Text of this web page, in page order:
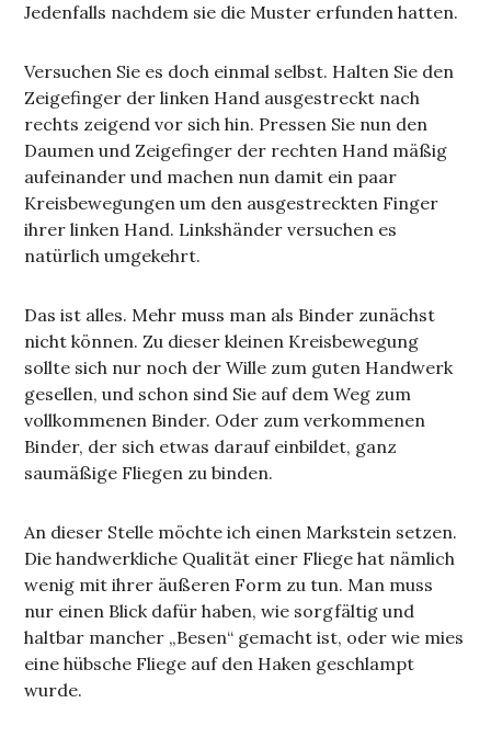
Jedenfalls nachdem sie die Muster erfunden hatten.
Versuchen Sie es doch einmal selbst. Halten Sie den
Zeigefinger der linken Hand ausgestreckt nach
rechts zeigend vor sich hin. Pressen Sie nun den
Daumen und Zeigefinger der rechten Hand mäßig
aufeinander und machen nun damit ein paar
Kreisbewegungen um den ausgestreckten Finger
ihrer linken Hand. Linkshänder versuchen es
natürlich umgekehrt.
Das ist alles. Mehr muss man als Binder zunächst
nicht können. Zu dieser kleinen Kreisbewegung
sollte sich nur noch der Wille zum guten Handwerk
gesellen, und schon sind Sie auf dem Weg zum
vollkommenen Binder. Oder zum verkommenen
Binder, der sich etwas darauf einbildet, ganz
saumäßige Fliegen zu binden.
An dieser Stelle möchte ich einen Markstein setzen.
Die handwerkliche Qualität einer Fliege hat nämlich
wenig mit ihrer äußeren Form zu tun. Man muss
nur einen Blick dafür haben, wie sorgfältig und
haltbar mancher „Besen“ gemacht ist, oder wie mies
eine hübsche Fliege auf den Haken geschlampt
wurde.